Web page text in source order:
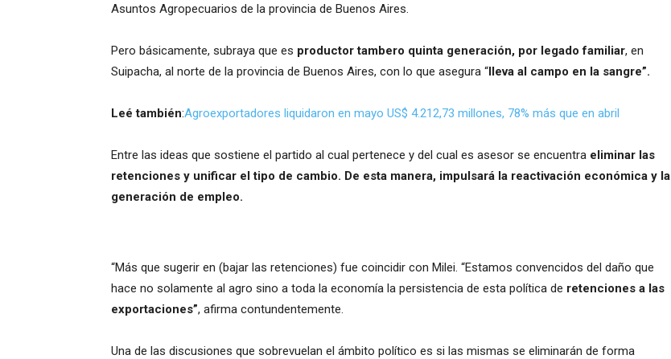
Asuntos Agropecuarios de la provincia de Buenos Aires.
Pero básicamente, subraya que es productor tambero quinta generación, por legado familiar, en
Suipacha, al norte de la provincia de Buenos Aires, con lo que asegura “lleva al campo en la sangre”.
Leé también:Agroexportadores liquidaron en mayo US$ 4.212,73 millones, 78% más que en abril
Entre las ideas que sostiene el partido al cual pertenece y del cual es asesor se encuentra eliminar las
retenciones y unificar el tipo de cambio. De esta manera, impulsará la reactivación económica y la
generación de empleo.
“Más que sugerir en (bajar las retenciones) fue coincidir con Milei. “Estamos convencidos del daño que
hace no solamente al agro sino a toda la economía la persistencia de esta política de retenciones a las
exportaciones”, afirma contundentemente.
Una de las discusiones que sobrevuelan el ámbito político es si las mismas se eliminarán de forma